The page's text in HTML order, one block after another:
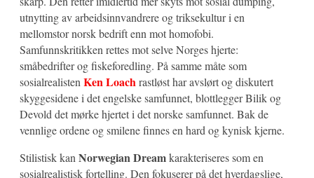
utnytting av arbeidsinnvandrere og triksekultur i en
mellomstor norsk bedrift enn mot homofobi.
Samfunnskritikken rettes mot selve Norges hjerte:
småbedrifter og fiskeforedling. På samme måte som
sosialrealistenKen Loachrastløst har avslørt og diskutert
skyggesidene i det engelske samfunnet, blottlegger Bilik og
Devold det mørke hjertet i det norske samfunnet. Bak de
vennlige ordene og smilene finnes en hard og kynisk kjerne.
Stilistisk kanNorwegian Dreamkarakteriseres som en
sosialrealistisk fortelling. Den fokuserer på det hverdagslige,